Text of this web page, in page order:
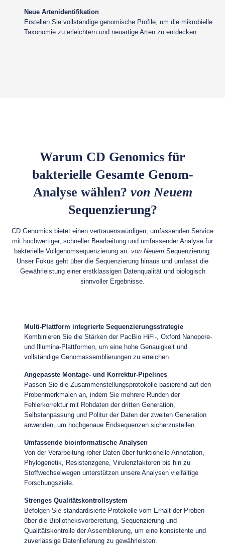
Neue Artenidentifikation
Erstellen Sie vollständige genomische Profile, um die mikrobielle
Taxonomie zu erleichtern und neuartige Arten zu entdecken.
Warum CD Genomics für
bakterielle Gesamte Genom-
Analyse wählen? von Neuem
Sequenzierung?
CD Genomics bietet einen vertrauenswürdigen, umfassenden Service
mit hochwertiger, schneller Bearbeitung und umfassender Analyse für
bakterielle Vollgenomsequenzierung an. von NeuemSequenzierung.
Unser Fokus geht über die Sequenzierung hinaus und umfasst die
Gewährleistung einer erstklassigen Datenqualität und biologisch
sinnvoller Ergebnisse.
Multi-Plattform integrierte Sequenzierungsstrategie
Kombinieren Sie die Stärken der PacBio HiFi-, Oxford Nanopore-
und Illumina-Plattformen, um eine hohe Genauigkeit und
vollständige Genomassemblierungen zu erreichen.
Angepasste Montage- und Korrektur-Pipelines
Passen Sie die Zusammenstellungsprotokolle basierend auf den
Probenmerkmalen an, indem Sie mehrere Runden der
Fehlerkorrektur mit Rohdaten der dritten Generation,
Selbstanpassung und Politur der Daten der zweiten Generation
anwenden, um hochgenaue Endsequenzen sicherzustellen.
Umfassende bioinformatische Analysen
Von der Verarbeitung roher Daten über funktionelle Annotation,
Phylogenetik, Resistenzgene, Virulenzfaktoren bis hin zu
Stoffwechselwegen unterstützen unsere Analysen vielfältige
Forschungsziele.
Strenges Qualitätskontrollsystem
Befolgen Sie standardisierte Protokolle vom Erhalt der Proben
über die Bibliotheksvorbereitung, Sequenzierung und
Qualitätskontrolle der Assemblierung, um eine konsistente und
zuverlässige Datenlieferung zu gewährleisten.